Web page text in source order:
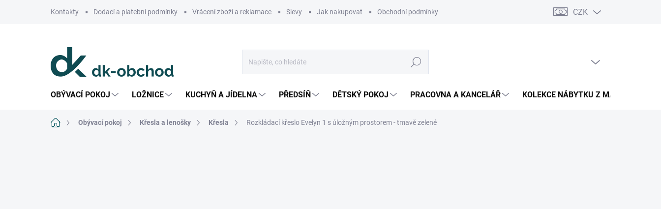
Kontakty Dodací a platební podmínky Vrácení zboží a reklamace Slevy Jak nakupovat Obchodní podmínky Podmínky ochrany osobních údajů Pojištění zásilky
CZK
Hledat
OBÝVACÍ POKOJ LOŽNICE KUCHYŇ A JÍDELNA PŘEDSÍŇ DĚTSKÝ POKOJ PRACOVNA A KANCELÁŘ KOLEKCE NÁBYTKU Z MASIVU
Domů Obývací pokoj Křesla a lenošky Křesla Rozkládací křeslo Evelyn 1 s úložným prostorem - tmavě zelené